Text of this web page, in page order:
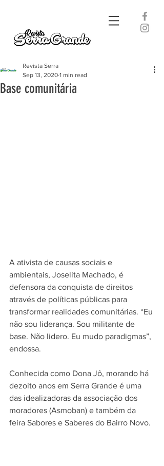
Base comunitária
Revista Serra
Sep 13, 2020 1 min read
A ativista de causas sociais e
ambientais, Joselita Machado, é
defensora da conquista de direitos
através de políticas públicas para
transformar realidades comunitárias. “Eu
não sou liderança. Sou militante de
base. Não lidero. Eu mudo paradigmas”,
endossa.
Conhecida como Dona Jô, morando há
dezoito anos em Serra Grande é uma
das idealizadoras da associação dos
moradores (Asmoban) e também da
feira Sabores e Saberes do Bairro Novo.